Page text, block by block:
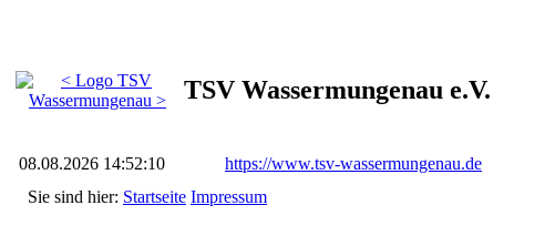
TSV Wassermungenau e.V.
08.08.2026 14:52:10
https://www.tsv-wassermungenau.de
Sie sind hier: Startseite Impressum